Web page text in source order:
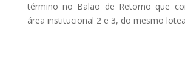
término no Balão de Retorno que
área institucional 2 e 3, do mesmo